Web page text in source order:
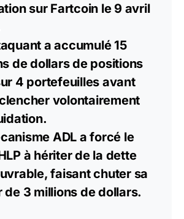
sur Fartcoin le 9 avril
a accumulé 15
de dollars de positions
4 portefeuilles avant
volontairement
ADL a forcé le
à hériterde la dette
faisant chuter sa
de 3 millions de dollars.